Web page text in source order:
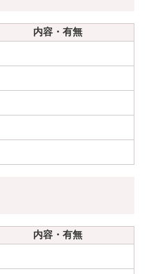
内容・有無
内容・有無